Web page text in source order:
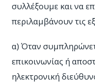
συλλέξουμε και να
περιλαμβάνουν τις
α) Όταν
επικοινωνίας ή
ηλεκτρονική